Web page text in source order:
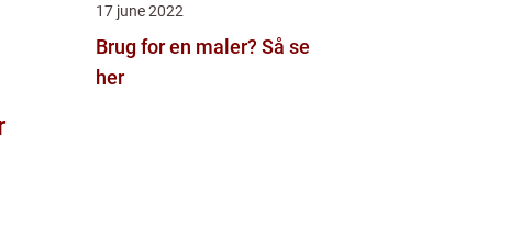
17 june 2022
Brug for en maler? Så se
her